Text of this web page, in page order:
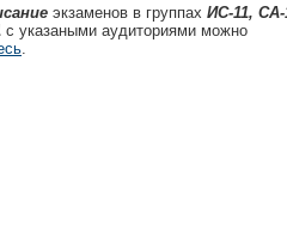
экзаменов в группах ИС-11, СА-
с указаными аудиториями можно
.